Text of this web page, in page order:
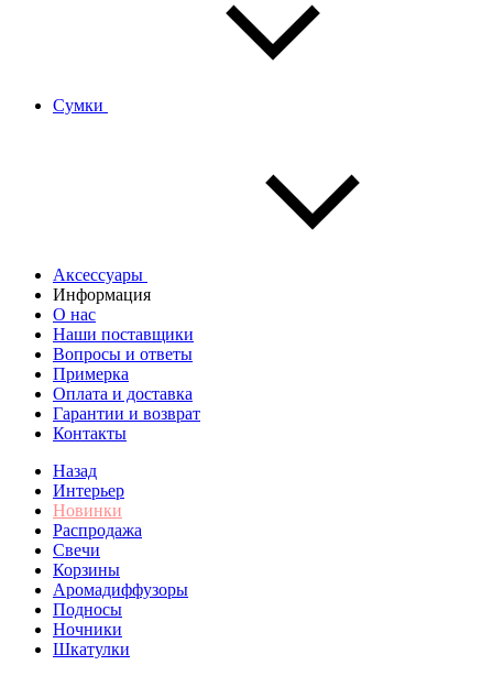
Сумки
Аксессуары
Информация
О нас
Наши поставщики
Вопросы и ответы
Примерка
Оплата и доставка
Гарантии и возврат
Контакты
Назад
Интерьер
Новинки
Распродажа
Свечи
Корзины
Аромадиффузоры
Подносы
Ночники
Шкатулки